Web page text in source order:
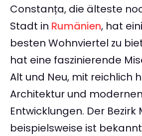
Constanța, die älteste
Stadt in Rumänien, hat
besten Wohnviertel zu
hat eine faszinierende
Alt und Neu, mit reichlich
Architektur und modernen
Entwicklungen. Der Bezirk
beispielsweise ist